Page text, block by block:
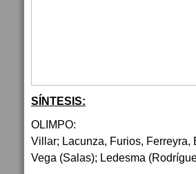
SÍNTESIS:
OLIMPO:
Villar; Lacunza, Furios,
Vega (Salas); Ledesma